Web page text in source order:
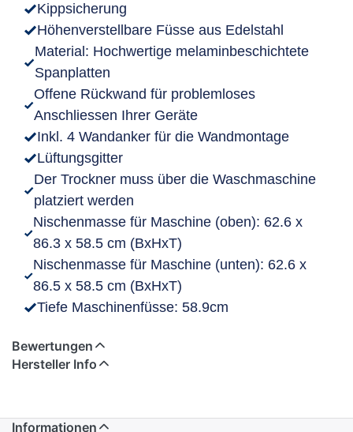
Kippsicherung
Höhenverstellbare Füsse aus Edelstahl
Material: Hochwertige melaminbeschichtete
Spanplatten
Offene Rückwand für problemloses
Anschliessen Ihrer Geräte
Inkl. 4 Wandanker für die Wandmontage
Lüftungsgitter
Der Trockner muss über die Waschmaschine
platziert werden
Nischenmasse für Maschine (oben): 62.6 x
86.3 x 58.5 cm (BxHxT)
Nischenmasse für Maschine (unten): 62.6 x
86.5 x 58.5 cm (BxHxT)
Tiefe Maschinenfüsse: 58.9cm
Bewertungen
Hersteller Info
Informationen